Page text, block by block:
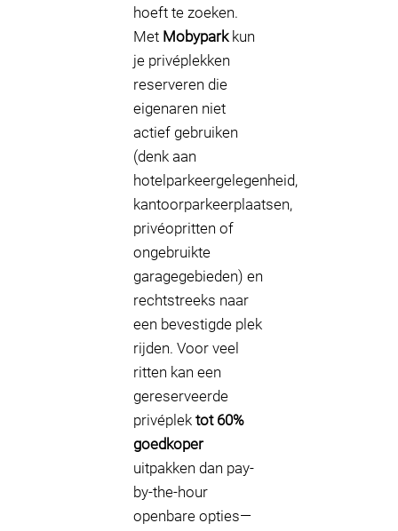
hoeft te zoeken.
Met Mobyparkkun
je privéplekken
reserveren die
eigenaren niet
actief gebruiken
(denk aan
hotelparkeergelegenheid,
kantoorparkeerplaatsen,
privéopritten of
ongebruikte
garagegebieden) en
rechtstreeks naar
een bevestigde plek
rijden. Voor veel
ritten kan een
gereserveerde
privéplek tot 60%
goedkoper
uitpakken dan pay-
by-the-hour
openbare opties—